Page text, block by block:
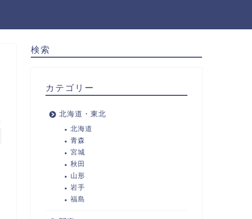
検索
カテゴリー
北海道・東北
北海道
青森
宮城
秋田
山形
岩手
福島